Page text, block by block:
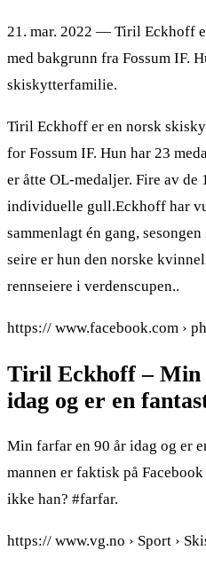
21. mar. 2022 — Tiril Eckhoff
med bakgrunn fra Fossum IF.
skiskytterfamilie.
Tiril Eckhoff er en norsk
for Fossum IF. Hun har 23
er åtte OL-medaljer. Fire av de
individuelle gull.Eckhoff har
sammenlagt én gang,
seire er hun den norske
rennseiere i verdenscupen..
https:// www.facebook.com ›
Tiril Eckhoff – Min
idag og er en
Min farfar en 90 år idag og er
mannen er faktisk på
ikke han? #farfar.
https:// www.vg.no › Sport ›